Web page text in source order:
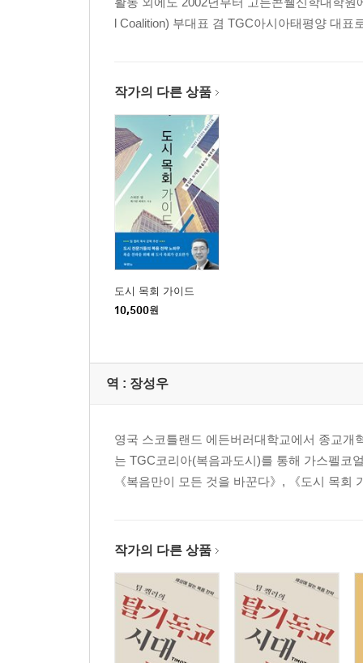
참고문헌
l Coalition) 부대표 겸 TGC아시아태평양 대
작가의 다른 상품
도시 목회 가이드
10,500원
역 : 장성우
영국 스코틀랜드 에든버러대학교에서 종교
는 TGC코리아(복음과도시)를 통해 가스펠코
《복음만이 모든 것을 바꾼다》, 《도시 목
작가의 다른 상품